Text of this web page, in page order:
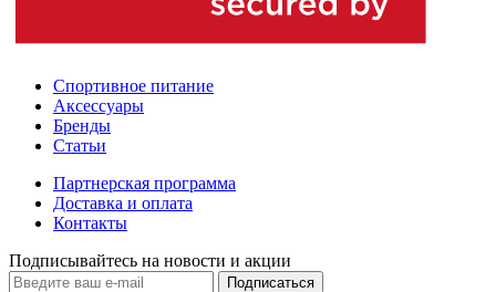
Спортивное питание
Аксессуары
Бренды
Статьи
Партнерская программа
Доставка и оплата
Контакты
Подписывайтесь на новости и акции
Подписаться